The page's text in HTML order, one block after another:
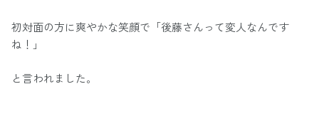
初対面の方に爽やかな笑顔で「後藤さんって変人なんです
ね！」
と言われました。